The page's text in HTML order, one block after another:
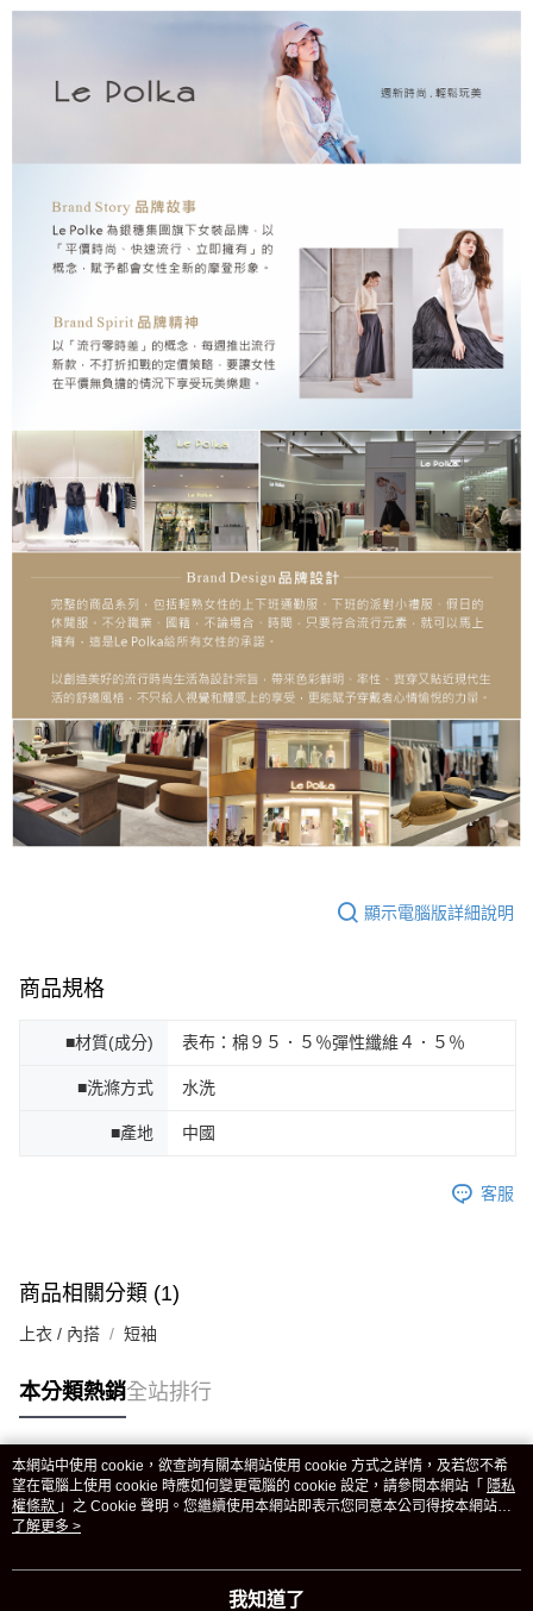
顯示電腦版詳細說明
商品規格
■材質(成分) 表布：棉９５．５％彈性纖維４．５％
■洗滌方式 水洗
■產地 中國
客服
商品相關分類 (1)
上衣 / 內搭 短袖
本分類熱銷全站排行
熱門標籤
本網站中使用 cookie，欲查詢有關本網站使用 cookie 方式之詳情，及若您不希
望在電腦上使用 cookie 時應如何變更電腦的 cookie 設定，請參閱本網站「 隱私
權條款 」之 Cookie 聲明。您繼續使用本網站即表示您同意本公司得按本網站使
用條款之 Cookie 聲明使用 cookie。
了解更多 >
我知道了